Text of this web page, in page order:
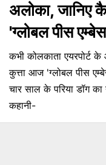
अलोका, जानिए
'ग्लोबल पीस
कभी कोलकाता एयरपोर्ट
कुत्ता आज 'ग्लोबल पीस
चार साल के परिया डॉग
कहानी-